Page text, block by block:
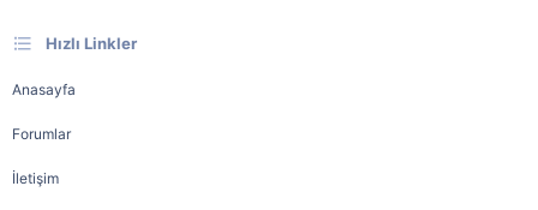
Hızlı Linkler
Anasayfa
Forumlar
İletişim